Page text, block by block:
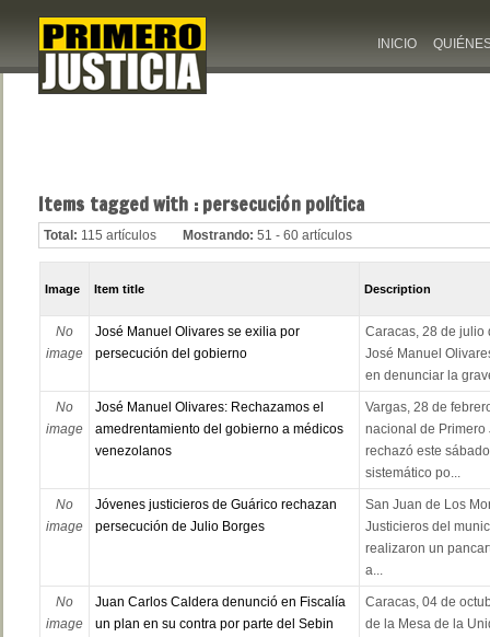
INICIO
Items tagged with : persecución política
Total: 115 artículos Mostrando: 51 - 60 artículos
Image Item title Description
No
image
José Manuel Olivares se exilia por
persecución del gobierno
Caracas, 28 de julio
José Manuel
en denunciar la
No
image
José Manuel Olivares: Rechazamos el
amedrentamiento del gobierno a médicos
venezolanos
Vargas, 28 de
nacional de Primero
rechazó este
sistemático po...
No
image
Jóvenes justicieros de Guárico rechazan
persecución de Julio Borges
San Juan de Los
Justicieros del
realizaron un
a...
No
image
Juan Carlos Caldera denunció en Fiscalía
un plan en su contra por parte del Sebin
Caracas, 04 de
de la Mesa de la